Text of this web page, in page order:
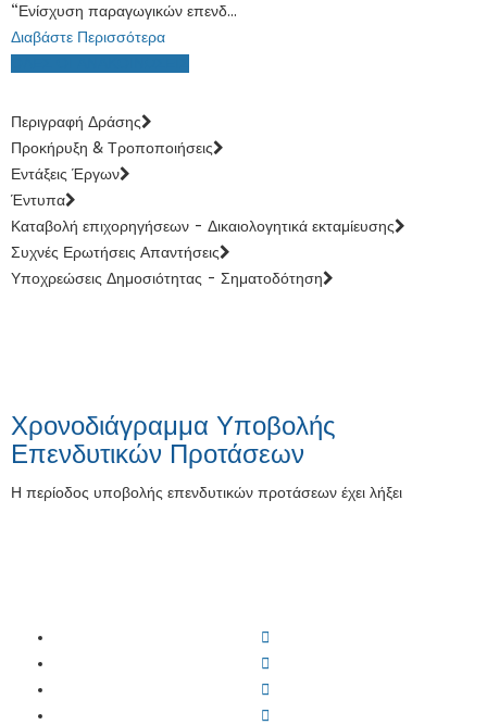
“Ενίσχυση παραγωγικών επενδ...
Διαβάστε Περισσότερα
Περιγραφή Δράσης
Προκήρυξη & Τροποποιήσεις
Εντάξεις Έργων
Έντυπα
Καταβολή επιχορηγήσεων - Δικαιολογητικά εκταμίευσης
Συχνές Ερωτήσεις Απαντήσεις
Υποχρεώσεις Δημοσιότητας - Σηματοδότηση
Χρονοδιάγραμμα Υποβολής
Επενδυτικών Προτάσεων
Η περίοδος υποβολής επενδυτικών προτάσεων έχει λήξει